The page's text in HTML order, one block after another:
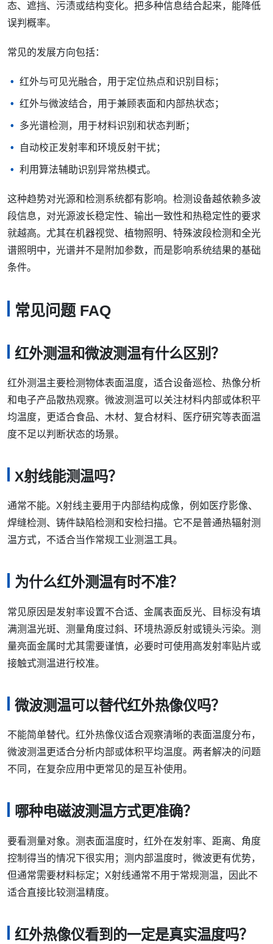
态、遮挡、污渍或结构变化。把多种信息结合起来，能降低
误判概率。
常见的发展方向包括：
红外与可见光融合，用于定位热点和识别目标；
红外与微波结合，用于兼顾表面和内部热状态；
多光谱检测，用于材料识别和状态判断；
自动校正发射率和环境反射干扰；
利用算法辅助识别异常热模式。
这种趋势对光源和检测系统都有影响。检测设备越依赖多波
段信息，对光源波长稳定性、输出一致性和热稳定性的要求
就越高。尤其在机器视觉、植物照明、特殊波段检测和全光
谱照明中，光谱并不是附加参数，而是影响系统结果的基础
条件。
常见问题 FAQ
红外测温和微波测温有什么区别？
红外测温主要检测物体表面温度，适合设备巡检、热像分析
和电子产品散热观察。微波测温可以关注材料内部或体积平
均温度，更适合食品、木材、复合材料、医疗研究等表面温
度不足以判断状态的场景。
X射线能测温吗？
通常不能。X射线主要用于内部结构成像，例如医疗影像、
焊缝检测、铸件缺陷检测和安检扫描。它不是普通热辐射测
温方式，不适合当作常规工业测温工具。
为什么红外测温有时不准？
常见原因是发射率设置不合适、金属表面反光、目标没有填
满测温光斑、测量角度过斜、环境热源反射或镜头污染。测
量亮面金属时尤其需要谨慎，必要时可使用高发射率贴片或
接触式测温进行校准。
微波测温可以替代红外热像仪吗？
不能简单替代。红外热像仪适合观察清晰的表面温度分布，
微波测温更适合分析内部或体积平均温度。两者解决的问题
不同，在复杂应用中更常见的是互补使用。
哪种电磁波测温方式更准确？
要看测量对象。测表面温度时，红外在发射率、距离、角度
控制得当的情况下很实用；测内部温度时，微波更有优势，
但通常需要材料标定；X射线通常不用于常规测温，因此不
适合直接比较测温精度。
红外热像仪看到的一定是真实温度吗？